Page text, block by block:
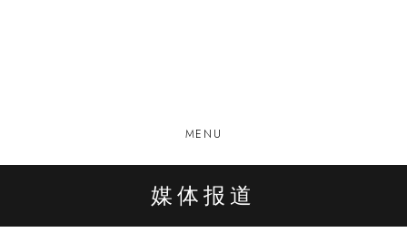
MENU
媒体报道